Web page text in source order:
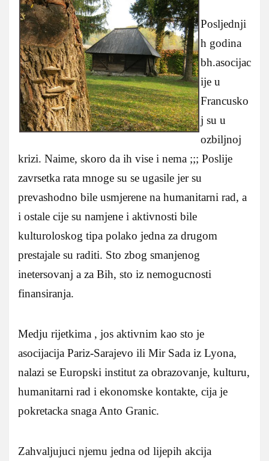
Posljednji
h godina
bh.asocijac
ije u
Francusko
j su u
ozbiljnoj
krizi. Naime, skoro da ih vise i nema ;;; Poslije
zavrsetka rata mnoge su se ugasile jer su
prevashodno bile usmjerene na humanitarni rad, a
i ostale cije su namjene i aktivnosti bile
kulturoloskog tipa polako jedna za drugom
prestajale su raditi. Sto zbog smanjenog
inetersovanj a za Bih, sto iz nemogucnosti
finansiranja.
Medju rijetkima , jos aktivnim kao sto je
asocijacija Pariz-Sarajevo ili Mir Sada iz Lyona,
nalazi se Europski institut za obrazovanje, kulturu,
humanitarni rad i ekonomske kontakte, cija je
pokretacka snaga Anto Granic.
Zahvaljujuci njemu jedna od lijepih akcija